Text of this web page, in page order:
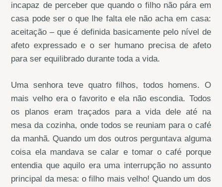
incapaz de perceber que quando o filho não pára em
casa pode ser o que lhe falta ele não acha em casa:
aceitação – que é definida basicamente pelo nível de
afeto expressado e o ser humano precisa de afeto
para ser equilibrado durante toda a vida.
Uma senhora teve quatro filhos, todos homens. O
mais velho era o favorito e ela não escondia. Todos
os planos eram traçados para a vida dele até na
mesa da cozinha, onde todos se reuniam para o café
da manhã. Quando um dos outros perguntava alguma
coisa ela mandava se calar e tomar o café porque
entendia que aquilo era uma interrupção no assunto
principal da mesa: o filho mais velho! Quando um dos